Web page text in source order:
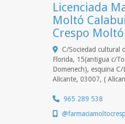
Licenciada
Moltó
Crespo
C/Sociedad cultural
Florida, 15(antigua c/
Domenech), esquina C/
Alicante, 03007, (
965 289 538